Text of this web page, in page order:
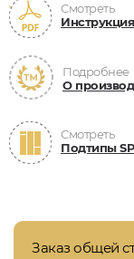
Смотреть
Подробнее
О
Смотреть
Подтипы
Заказ общей